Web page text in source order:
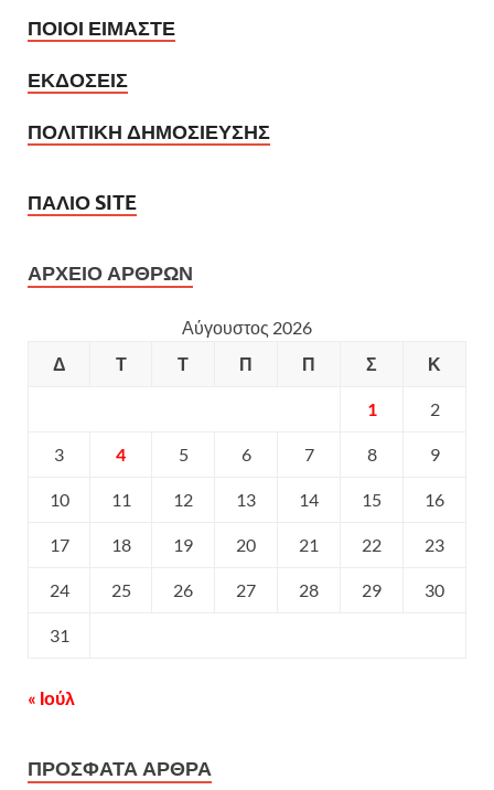
ΠΟΙΟΙ ΕΙΜΑΣΤΕ
ΕΚΔΟΣΕΙΣ
ΠΟΛΙΤΙΚΗ ΔΗΜΟΣΙΕΥΣΗΣ
ΠΑΛΙΟ SITE
ΑΡΧΕΙΟ ΑΡΘΡΩΝ
Αύγουστος 2026
Δ
Τ Τ Π Π Σ Κ
1 2
3 4 5 6 7 8 9
10 11 12 13 14 15 16
17 18 19 20 21 22 23
24 25 26 27 28 29 30
31
« Ιούλ
ΠΡΟΣΦΑΤΑ ΑΡΘΡΑ